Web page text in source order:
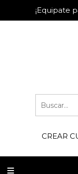
¡Equipate
CREAR